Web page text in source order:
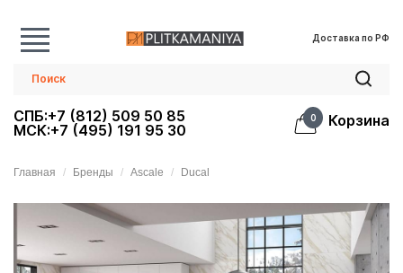
Доставка по РФ
СПБ:+7 (812) 509 50 85
МСК:+7 (495) 191 95 30
0 Корзина
Главная Бренды Ascale Ducal